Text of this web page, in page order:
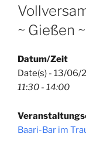
~ Gießen
Datum/Zeit
Date(s) - 13/06/
11:30 - 14:00
Baari-Bar im